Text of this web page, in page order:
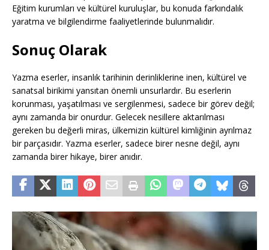
Eğitim kurumları ve kültürel kuruluşlar, bu konuda farkındalık
yaratma ve bilgilendirme faaliyetlerinde bulunmalıdır.
Sonuç Olarak
Yazma eserler, insanlık tarihinin derinliklerine inen, kültürel ve
sanatsal birikimi yansıtan önemli unsurlardır. Bu eserlerin
korunması, yaşatılması ve sergilenmesi, sadece bir görev değil;
aynı zamanda bir onurdur. Gelecek nesillere aktarılması
gereken bu değerli miras, ülkemizin kültürel kimliğinin ayrılmaz
bir parçasıdır. Yazma eserler, sadece birer nesne değil, aynı
zamanda birer hikaye, birer anıdır.